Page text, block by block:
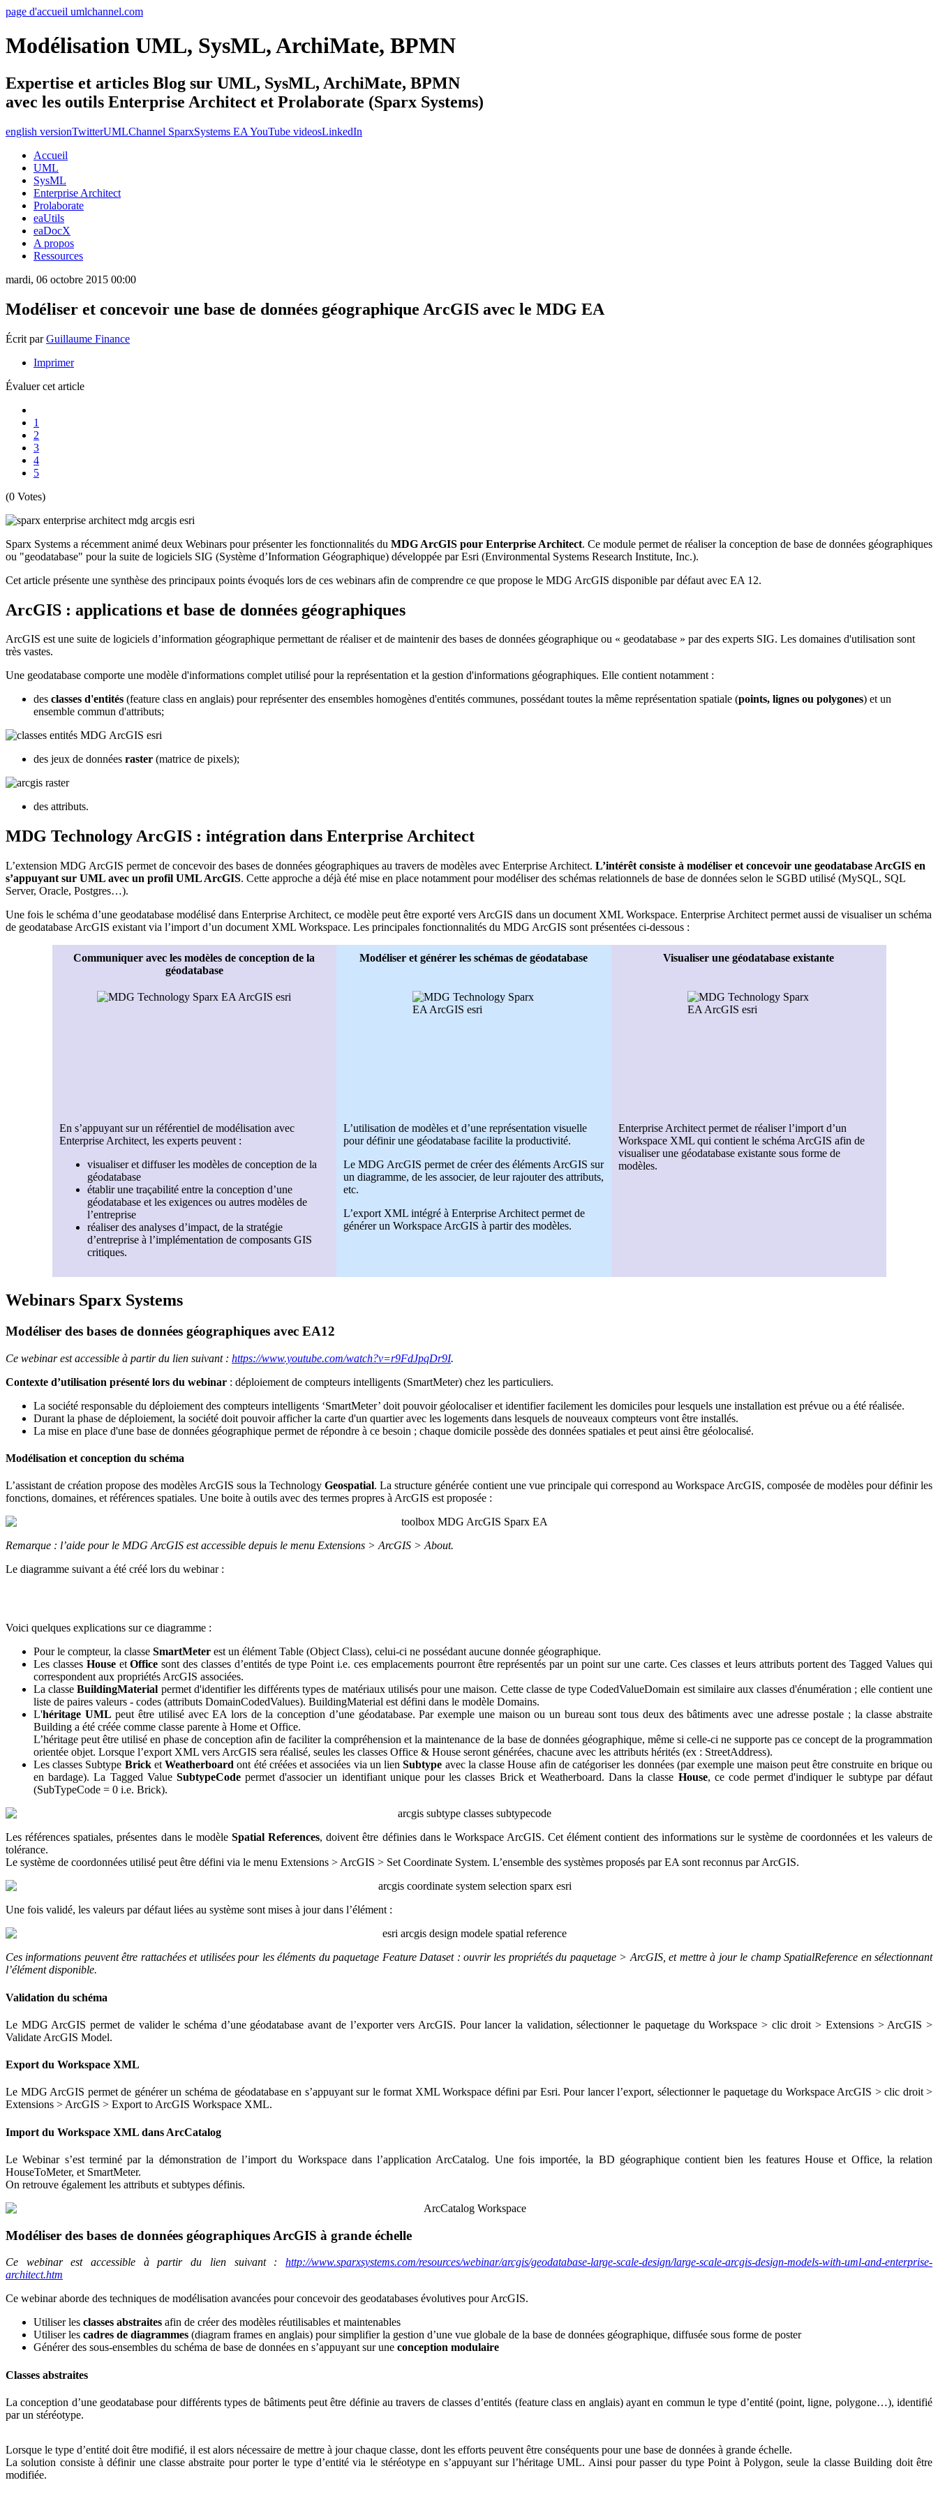
page d'accueil umlchannel.com
Modélisation UML, SysML, ArchiMate, BPMN
Expertise et articles Blog sur UML, SysML, ArchiMate, BPMN
avec les outils Enterprise Architect et Prolaborate (Sparx Systems)
english versionTwitterUMLChannel SparxSystems EA YouTube videosLinkedIn
Accueil
UML
SysML
Enterprise Architect
Prolaborate
eaUtils
eaDocX
A propos
Ressources
mardi, 06 octobre 2015 00:00
Modéliser et concevoir une base de données géographique ArcGIS avec le MDG EA
Écrit parGuillaume Finance
Imprimer
Évaluer cet article
1
2
3
4
5
(0 Votes)
Sparx Systems a récemment animé deux Webinars pour présenter les fonctionnalités du MDG ArcGIS pour Enterprise Architect. Ce module permet de réaliser la conception de base de données géographiques
ou "geodatabase" pour la suite de logiciels SIG (Système d’Information Géographique) développée par Esri (Environmental Systems Research Institute, Inc.).
Cet article présente une synthèse des principaux points évoqués lors de ces webinars afin de comprendre ce que propose le MDG ArcGIS disponible par défaut avec EA 12.
ArcGIS : applications et base de données géographiques
ArcGIS est une suite de logiciels d’information géographique permettant de réaliser et de maintenir des bases de données géographique ou « geodatabase » par des experts SIG. Les domaines d'utilisation sont
très vastes.
Une geodatabase comporte une modèle d'informations complet utilisé pour la représentation et la gestion d'informations géographiques. Elle contient notamment :
des classes d'entités (feature class en anglais) pour représenter des ensembles homogènes d'entités communes, possédant toutes la même représentation spatiale (points, lignes ou polygones) et un
ensemble commun d'attributs;
des jeux de données raster (matrice de pixels);
des attributs.
MDG Technology ArcGIS : intégration dans Enterprise Architect
L’extension MDG ArcGIS permet de concevoir des bases de données géographiques au travers de modèles avec Enterprise Architect. L’intérêt consiste à modéliser et concevoir une geodatabase ArcGIS en
s’appuyant sur UML avec un profil UML ArcGIS. Cette approche a déjà été mise en place notamment pour modéliser des schémas relationnels de base de données selon le SGBD utilisé (MySQL, SQL
Server, Oracle, Postgres…).
Une fois le schéma d’une geodatabase modélisé dans Enterprise Architect, ce modèle peut être exporté vers ArcGIS dans un document XML Workspace. Enterprise Architect permet aussi de visualiser un schéma
de geodatabase ArcGIS existant via l’import d’un document XML Workspace. Les principales fonctionnalités du MDG ArcGIS sont présentées ci-dessous :
Communiquer avec les modèles de conception de la
géodatabase
Modéliser et générer les schémas de géodatabase Visualiser une géodatabase existante
En s’appuyant sur un référentiel de modélisation avec
Enterprise Architect, les experts peuvent :
visualiser et diffuser les modèles de conception de la
géodatabase
établir une traçabilité entre la conception d’une
géodatabase et les exigences ou autres modèles de
l’entreprise
réaliser des analyses d’impact, de la stratégie
d’entreprise à l’implémentation de composants GIS
critiques.
L’utilisation de modèles et d’une représentation visuelle
pour définir une géodatabase facilite la productivité.
Le MDG ArcGIS permet de créer des éléments ArcGIS sur
un diagramme, de les associer, de leur rajouter des attributs,
etc.
L’export XML intégré à Enterprise Architect permet de
générer un Workspace ArcGIS à partir des modèles.
Enterprise Architect permet de réaliser l’import d’un
Workspace XML qui contient le schéma ArcGIS afin de
visualiser une géodatabase existante sous forme de
modèles.
Webinars Sparx Systems
Modéliser des bases de données géographiques avec EA12
Ce webinar est accessible à partir du lien suivant : https://www.youtube.com/watch?v=r9FdJpqDr9I.
Contexte d’utilisation présenté lors du webinar : déploiement de compteurs intelligents (SmartMeter) chez les particuliers.
La société responsable du déploiement des compteurs intelligents ‘SmartMeter’ doit pouvoir géolocaliser et identifier facilement les domiciles pour lesquels une installation est prévue ou a été réalisée.
Durant la phase de déploiement, la société doit pouvoir afficher la carte d'un quartier avec les logements dans lesquels de nouveaux compteurs vont être installés.
La mise en place d'une base de données géographique permet de répondre à ce besoin ; chaque domicile possède des données spatiales et peut ainsi être géolocalisé.
Modélisation et conception du schéma
L’assistant de création propose des modèles ArcGIS sous la TechnologyGeospatial. La structure générée contient une vue principale qui correspond au Workspace ArcGIS, composée de modèles pour définir les
fonctions, domaines, et références spatiales. Une boite à outils avec des termes propres à ArcGIS est proposée :
Remarque : l’aide pour le MDG ArcGIS est accessible depuis le menu Extensions > ArcGIS > About.
Le diagramme suivant a été créé lors du webinar :
Voici quelques explications sur ce diagramme :
Pour le compteur, la classe SmartMeter est un élément Table (Object Class), celui-ci ne possédant aucune donnée géographique.
Les classes HouseetOffice sont des classes d’entités de type Point i.e. ces emplacements pourront être représentés par un point sur une carte. Ces classes et leurs attributs portent des Tagged Values qui
correspondent aux propriétés ArcGIS associées.
La classeBuildingMaterial permet d'identifier les différents types de matériaux utilisés pour une maison. Cette classe de type CodedValueDomain est similaire aux classes d'énumération ; elle contient une
liste de paires valeurs - codes (attributs DomainCodedValues). BuildingMaterial est défini dans le modèle Domains.
L'héritage UML peut être utilisé avec EA lors de la conception d’une géodatabase. Par exemple une maison ou un bureau sont tous deux des bâtiments avec une adresse postale ; la classe abstraite
Building a été créée comme classe parente à Home et Office.
L’héritage peut être utilisé en phase de conception afin de faciliter la compréhension et la maintenance de la base de données géographique, même si celle-ci ne supporte pas ce concept de la programmation
orientée objet. Lorsque l’export XML vers ArcGIS sera réalisé, seules les classes Office & House seront générées, chacune avec les attributs hérités (ex : StreetAddress).
Les classes Subtype BricketWeatherboard ont été créées et associées via un lienSubtype avec la classe House afin de catégoriser les données (par exemple une maison peut être construite en brique ou
en bardage). La Tagged Value SubtypeCodepermet d'associer un identifiant unique pour les classes Brick et Weatherboard. Dans la classe House, ce code permet d'indiquer le subtype par défaut
(SubTypeCode = 0 i.e. Brick).
Les références spatiales, présentes dans le modèle Spatial References, doivent être définies dans le Workspace ArcGIS. Cet élément contient des informations sur le système de coordonnées et les valeurs de
tolérance.
Le système de coordonnées utilisé peut être défini via le menu Extensions > ArcGIS > Set Coordinate System. L’ensemble des systèmes proposés par EA sont reconnus par ArcGIS.
Une fois validé, les valeurs par défaut liées au système sont mises à jour dans l’élément :
Ces informations peuvent être rattachées et utilisées pour les éléments du paquetage Feature Dataset : ouvrir les propriétés du paquetage > ArcGIS, et mettre à jour le champ SpatialReference en sélectionnant
l’élément disponible.
Validation du schéma
Le MDG ArcGIS permet de valider le schéma d’une géodatabase avant de l’exporter vers ArcGIS. Pour lancer la validation, sélectionner le paquetage du Workspace > clic droit > Extensions > ArcGIS >
Validate ArcGIS Model.
Export du Workspace XML
Le MDG ArcGIS permet de générer un schéma de géodatabase en s’appuyant sur le format XML Workspace défini par Esri. Pour lancer l’export, sélectionner le paquetage du Workspace ArcGIS > clic droit >
Extensions > ArcGIS > Export to ArcGIS Workspace XML.
Import du Workspace XML dans ArcCatalog
Le Webinar s’est terminé par la démonstration de l’import du Workspace dans l’application ArcCatalog. Une fois importée, la BD géographique contient bien les features House et Office, la relation
HouseToMeter, et SmartMeter.
On retrouve également les attributs et subtypes définis.
Modéliser des bases de données géographiques ArcGIS à grande échelle
Ce webinar est accessible à partir du lien suivant : http://www.sparxsystems.com/resources/webinar/arcgis/geodatabase-large-scale-design/large-scale-arcgis-design-models-with-uml-and-enterprise-
architect.htm
Ce webinar aborde des techniques de modélisation avancées pour concevoir des geodatabases évolutives pour ArcGIS.
Utiliser les classes abstraites afin de créer des modèles réutilisables et maintenables
Utiliser les cadres de diagrammes (diagram frames en anglais) pour simplifier la gestion d’une vue globale de la base de données géographique, diffusée sous forme de poster
Générer des sous-ensembles du schéma de base de données en s’appuyant sur une conception modulaire
Classes abstraites
La conception d’une geodatabase pour différents types de bâtiments peut être définie au travers de classes d’entités (feature class en anglais) ayant en commun le type d’entité (point, ligne, polygone…), identifié
par un stéréotype.
Lorsque le type d’entité doit être modifié, il est alors nécessaire de mettre à jour chaque classe, dont les efforts peuvent être conséquents pour une base de données à grande échelle.
La solution consiste à définir une classe abstraite pour porter le type d’entité via le stéréotype en s’appuyant sur l’héritage UML. Ainsi pour passer du type Point à Polygon, seule la classe Building doit être
modifiée.